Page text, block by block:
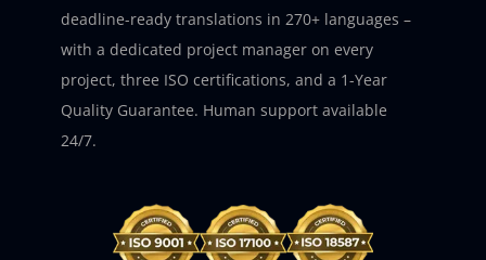
deadline-ready translations in 270+ languages –
with a dedicated project manager on every
project, three ISO certifications, and a 1-Year
Quality Guarantee. Human support available
24/7.